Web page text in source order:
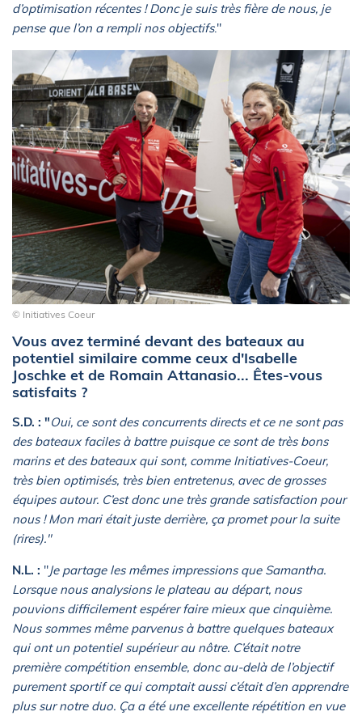
d’optimisation récentes ! Donc je suis très fière de nous, je
pense que l’on a rempli nos objectifs."
© Initiatives Coeur
Vous avez terminé devant des bateaux au
potentiel similaire comme ceux d'Isabelle
Joschke et de Romain Attanasio... Êtes-vous
satisfaits ?
S.D. : "Oui, ce sont des concurrents directs et ce ne sont pas
des bateaux faciles à battre puisque ce sont de très bons
marins et des bateaux qui sont, comme Initiatives-Coeur,
très bien optimisés, très bien entretenus, avec de grosses
équipes autour. C’est donc une très grande satisfaction pour
nous ! Mon mari était juste derrière, ça promet pour la suite
(rires)."
N.L. : "Je partage les mêmes impressions que Samantha.
Lorsque nous analysions le plateau au départ, nous
pouvions difficilement espérer faire mieux que cinquième.
Nous sommes même parvenus à battre quelques bateaux
qui ont un potentiel supérieur au nôtre. C’était notre
première compétition ensemble, donc au-delà de l’objectif
purement sportif ce qui comptait aussi c’était d’en apprendre
plus sur notre duo. Ça a été une excellente répétition en vue